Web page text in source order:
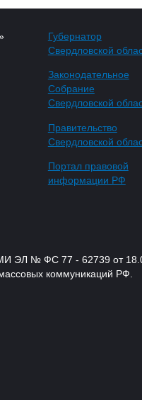
Губернатор
Свердловской
Законодательное
Собрание
Свердловской
Правительство
Свердловской
Портал правовой
информации РФ
ЭЛ № ФС 77 - 62739 от
коммуникаций РФ.